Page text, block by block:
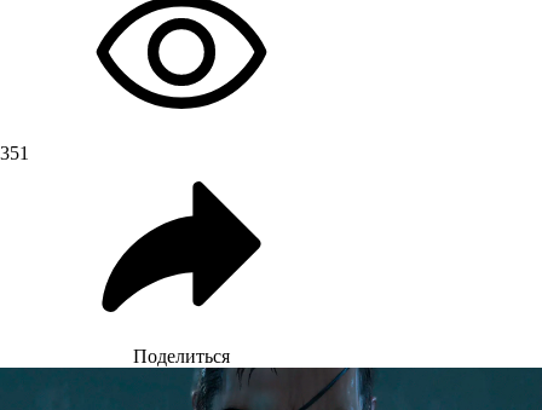
351
Поделиться